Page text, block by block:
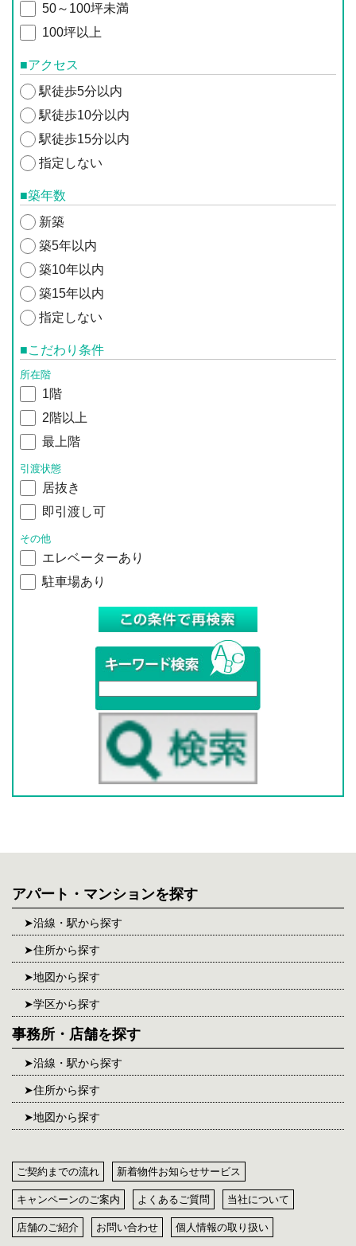
50～100坪未満
100坪以上
■アクセス
駅徒歩5分以内
駅徒歩10分以内
駅徒歩15分以内
指定しない
■築年数
新築
築5年以内
築10年以内
築15年以内
指定しない
■こだわり条件
所在階
1階
2階以上
最上階
引渡状態
居抜き
即引渡し可
その他
エレベーターあり
駐車場あり
アパート・マンションを探す
沿線・駅から探す
住所から探す
地図から探す
学区から探す
事務所・店舗を探す
沿線・駅から探す
住所から探す
地図から探す
ご契約までの流れ 新着物件お知らせサービス
キャンペーンのご案内 よくあるご質問 当社について
店舗のご紹介 お問い合わせ 個人情報の取り扱い